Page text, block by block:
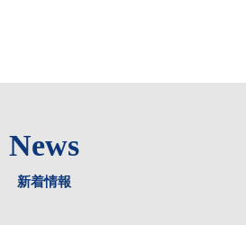
News
新着情報